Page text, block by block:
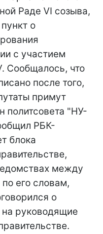
Раде VI созыва,
о
с участием
Сообщалось, что
после того,
примут
политсовета "НУ-
РБК-
блока
между
его словам,
о
на руководящие